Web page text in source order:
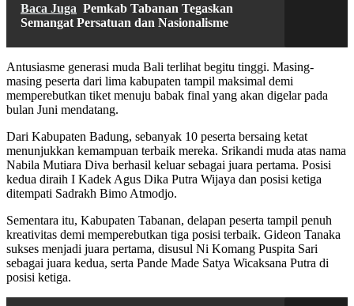
Baca Juga Pemkab Tabanan Tegaskan
Semangat Persatuan dan Nasionalisme
Antusiasme generasi muda Bali terlihat begitu tinggi. Masing-
masing peserta dari lima kabupaten tampil maksimal demi
memperebutkan tiket menuju babak final yang akan digelar pada
bulan Juni mendatang.
Dari Kabupaten Badung, sebanyak 10 peserta bersaing ketat
menunjukkan kemampuan terbaik mereka. Srikandi muda atas nama
Nabila Mutiara Diva berhasil keluar sebagai juara pertama. Posisi
kedua diraih I Kadek Agus Dika Putra Wijaya dan posisi ketiga
ditempati Sadrakh Bimo Atmodjo.
Sementara itu, Kabupaten Tabanan, delapan peserta tampil penuh
kreativitas demi memperebutkan tiga posisi terbaik. Gideon Tanaka
sukses menjadi juara pertama, disusul Ni Komang Puspita Sari
sebagai juara kedua, serta Pande Made Satya Wicaksana Putra di
posisi ketiga.